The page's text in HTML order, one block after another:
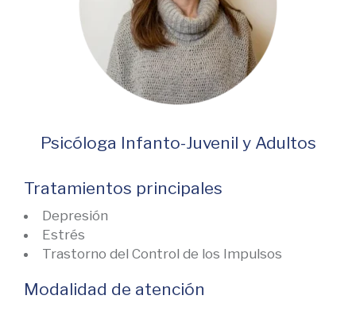
Psicóloga Infanto-Juvenil y Adultos
Tratamientos principales
Depresión
Estrés
Trastorno del Control de los Impulsos
Modalidad de atención